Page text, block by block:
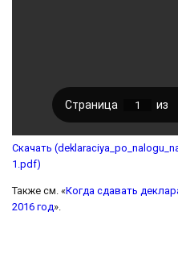
Скачать
1.pdf)
Также см. «Когда сдавать
2016 год».